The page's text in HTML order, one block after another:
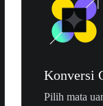
Konversi
Pilih mata